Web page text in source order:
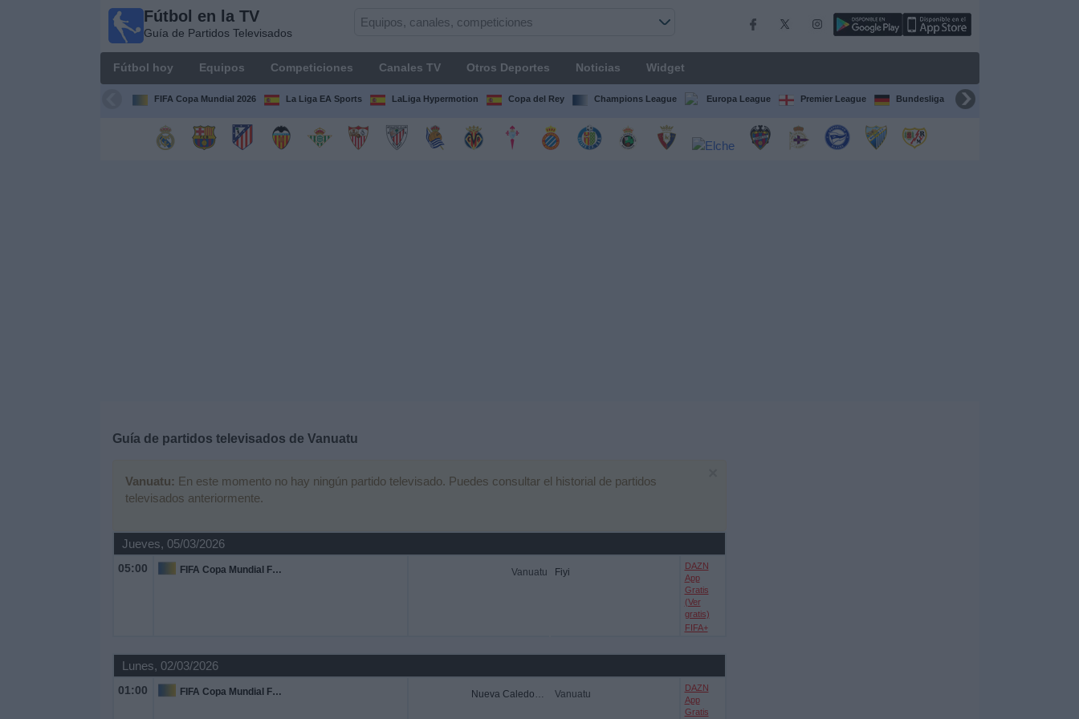
Fútbol en la TV
Guía de Partidos Televisados
Fútbol hoy Equipos Competiciones Canales TV Otros Deportes Noticias Widget
FIFA Copa Mundial 2026 La Liga EA Sports LaLiga Hypermotion Copa del Rey Champions League Europa League Premier League Bundesliga Supercopa de España
Guía de partidos televisados de Vanuatu
Vanuatu: En este momento no hay ningún partido televisado. Puedes consultar el historial de partidos
televisados anteriormente.
Jueves, 05/03/2026
05:00 FIFA Copa Mundial Femenina Vanuatu Fiyi
DAZN
App
Gratis
(Ver
gratis)
FIFA+
Lunes, 02/03/2026
01:00 FIFA Copa Mundial Femenina Nueva Caledonia Vanuatu
DAZN
App
Gratis